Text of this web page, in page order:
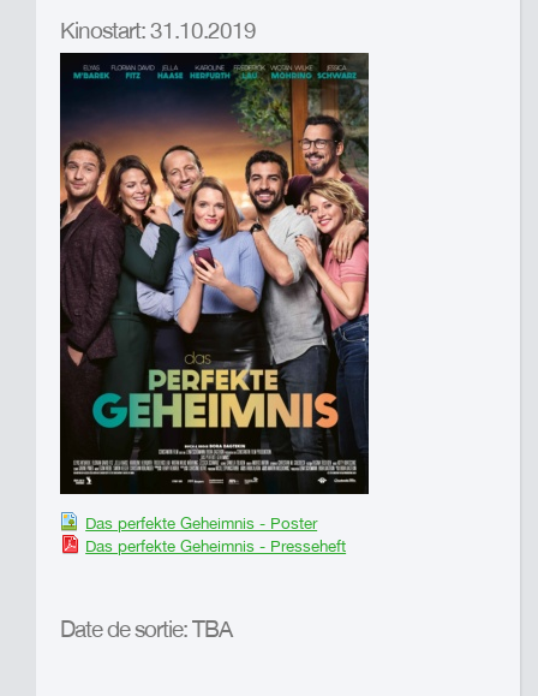
Kinostart: 31.10.2019
Das perfekte Geheimnis - Poster
Das perfekte Geheimnis - Presseheft
Date de sortie: TBA